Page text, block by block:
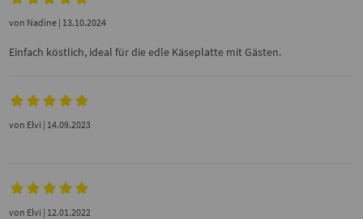
von Nadine | 13.10.2024
Einfach köstlich, ideal für die edle Käseplatte mit Gästen.
von Elvi | 14.09.2023
von Elvi | 12.01.2022